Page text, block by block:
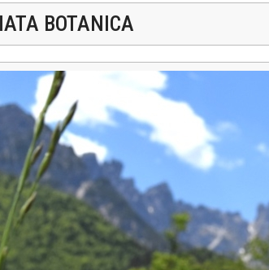
BOTANICA